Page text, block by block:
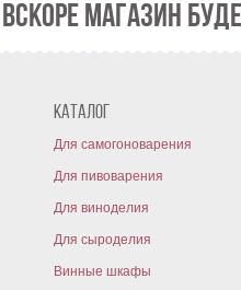
ВСКОРЕ МАГАЗИН
Каталог
Для самогоноварения
Для пивоварения
Для виноделия
Для сыроделия
Винные шкафы